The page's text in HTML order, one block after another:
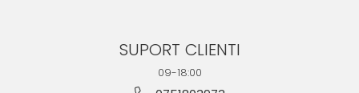
SUPORT CLIENTI
09-18:00